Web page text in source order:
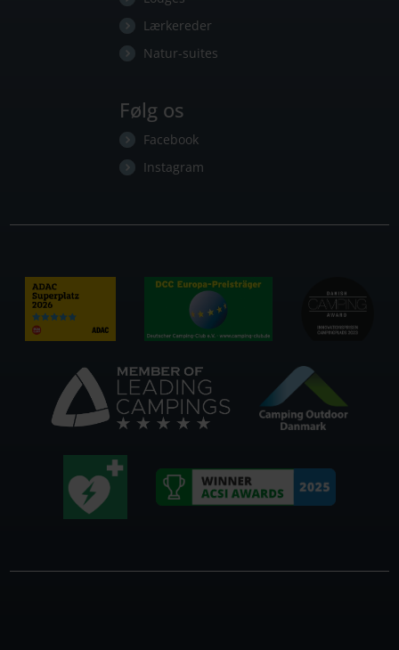
Lærkereder
Natur-suites
Følg os
Facebook
Instagram